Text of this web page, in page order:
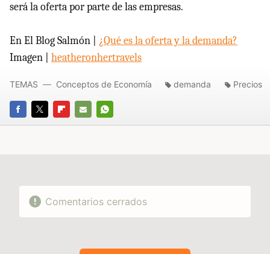
será la oferta por parte de las empresas.
En El Blog Salmón | ¿Qué es la oferta y la demanda?
Imagen | heatheronhertravels
FACEBOOK
TWITTERFLIPBOARD
E-
WHATSAPP
TEMAS Conceptos de Economía demanda Precios
Comentarios cerrados